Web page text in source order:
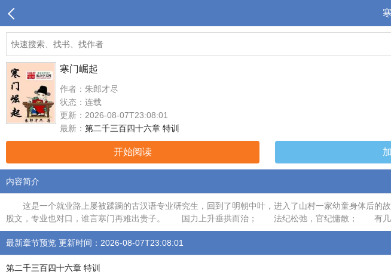
寒门崛起
作者：朱郎才尽
状态：连载
更新：2026-08-07T23:08:01
最新： 第二千三百四十六章 特训
开始阅读
内容简介
这是一个就业路上屡被蹂躏的古汉语专业研究生，回到了明朝中叶，进入了山村一家幼童身体后
股文，专业也对口，谁言寒门再难出贵子。 国力上升垂拱而治； 法纪松弛，官纪慵散； 有
最新章节预览 更新时间：2026-08-07T23:08:01
第二千三百四十六章 特训